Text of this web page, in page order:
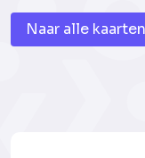
Naar alle kaarten